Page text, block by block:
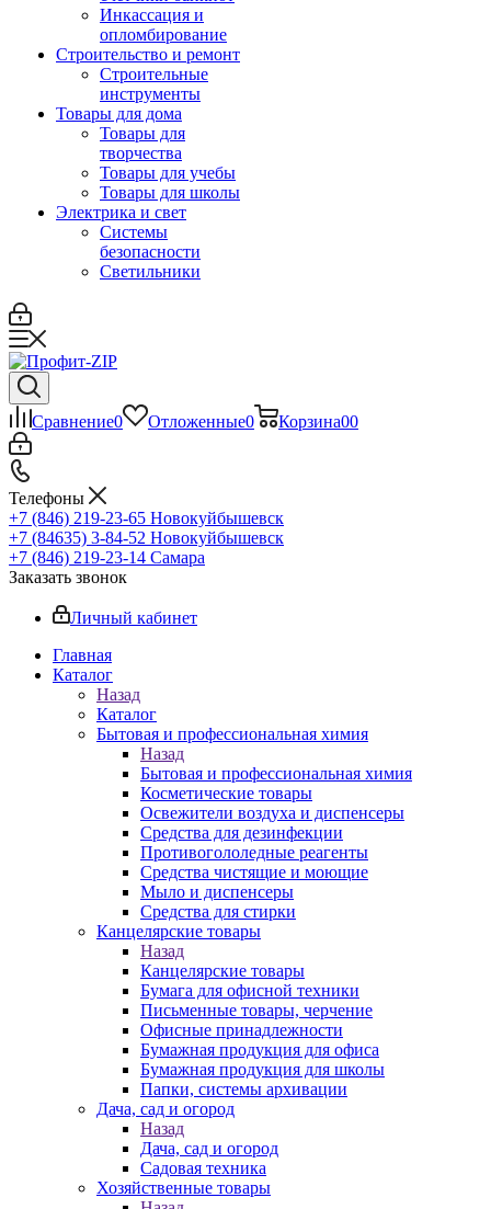
Инкассация и
опломбирование
Строительство и ремонт
Строительные
инструменты
Товары для дома
Товары для
творчества
Товары для учебы
Товары для школы
Электрика и свет
Системы
безопасности
Светильники
Сравнение0 Отложенные0 Корзина00
Телефоны
+7 (846) 219-23-65 Новокуйбышевск
+7 (84635) 3-84-52 Новокуйбышевск
+7 (846) 219-23-14 Самара
Заказать звонок
Личный кабинет
Главная
Каталог
Назад
Каталог
Бытовая и профессиональная химия
Назад
Бытовая и профессиональная химия
Косметические товары
Освежители воздуха и диспенсеры
Средства для дезинфекции
Противогололедные реагенты
Средства чистящие и моющие
Мыло и диспенсеры
Средства для стирки
Канцелярские товары
Назад
Канцелярские товары
Бумага для офисной техники
Письменные товары, черчение
Офисные принадлежности
Бумажная продукция для офиса
Бумажная продукция для школы
Папки, системы архивации
Дача, сад и огород
Назад
Дача, сад и огород
Садовая техника
Хозяйственные товары